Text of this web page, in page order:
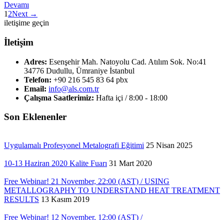
Devamı
1 2Next →
iletişime geçin
İletişim
Adres: Esenşehir Mah. Natoyolu Cad. Atılım Sok. No:41
34776 Dudullu, Ümraniye İstanbul
Telefon: +90 216 545 83 64 pbx
Email: info@als.com.tr
Çalışma Saatlerimiz: Hafta içi / 8:00 - 18:00
Son Eklenenler
Uygulamalı Profesyonel Metalografi Eğitimi 25 Nisan 2025
10-13 Haziran 2020 Kalite Fuarı 31 Mart 2020
Free Webinar! 21 November, 22:00 (AST) / USING
METALLOGRAPHY TO UNDERSTAND HEAT TREATMENT
RESULTS 13 Kasım 2019
Free Webinar! 12 November, 12:00 (AST) /